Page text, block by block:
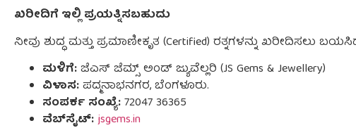
ಖರೀದಿಗೆ ಇಲ್ಲಿ ಪ್ರಯತ್ನಿಸಬಹುದು
ನೀವು ಶುದ್ಧ ಮತ್ತು ಪ್ರಮಾಣೀಕೃತ (Certified) ರತ್ನಗಳನ್ನು ಖರೀದಿಸಲು
ಮಳಿಗೆ:ಜೆಎಸ್ ಜೆಮ್ಸ್ ಅಂಡ್ ಜ್ಯುವೆಲ್ಲರಿ (JS Gems & Jewellery)
ವಿಳಾಸ:ಪದ್ಮನಾಭನಗರ, ಬೆಂಗಳೂರು.
ಸಂಪರ್ಕ ಸಂಖ್ಯೆ:72047 36365
ವೆಬ್‌ಸೈಟ್:jsgems.in